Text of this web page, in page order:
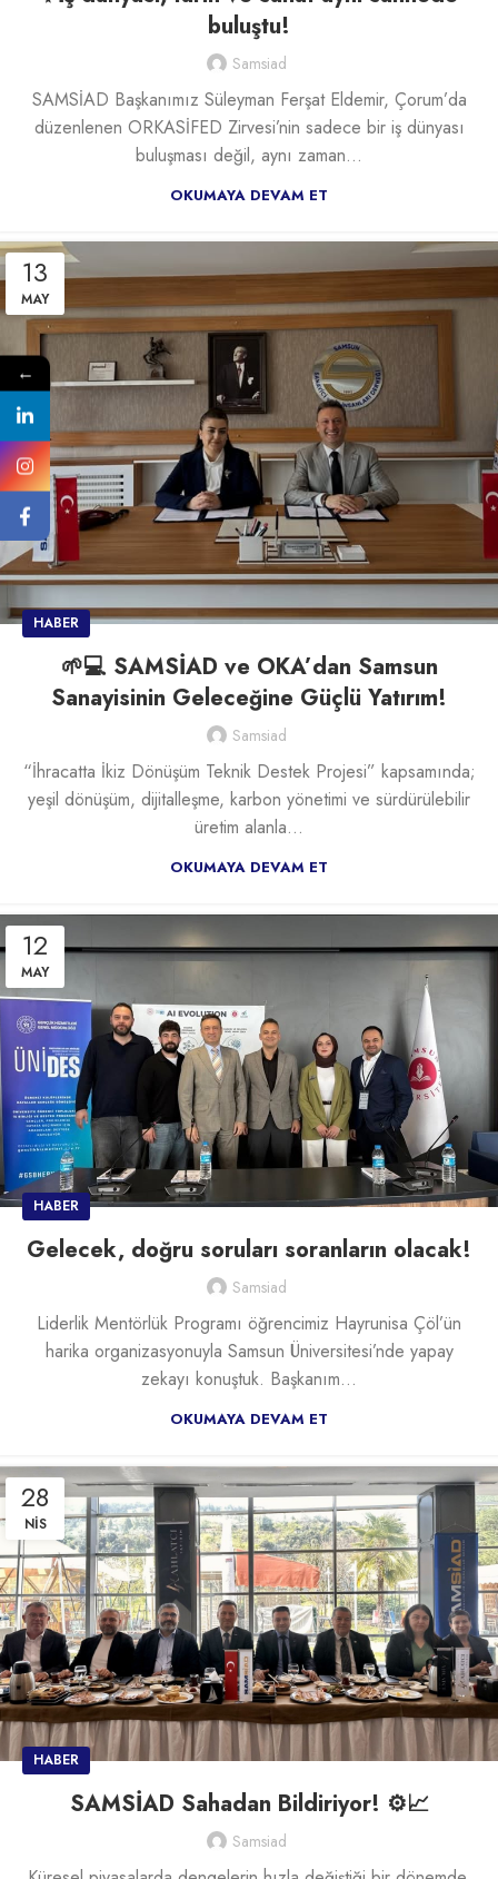
buluştu!
Samsiad
SAMSİAD Başkanımız Süleyman Ferşat Eldemir, Çorum’da
düzenlenen ORKASİFED Zirvesi’nin sadece bir iş dünyası
buluşması değil, aynı zaman...
OKUMAYA DEVAM ET
13
MAY
HABER
🌱💻 SAMSİAD ve OKA’dan Samsun
Sanayisinin Geleceğine Güçlü Yatırım!
Samsiad
“İhracatta İkiz Dönüşüm Teknik Destek Projesi” kapsamında;
yeşil dönüşüm, dijitalleşme, karbon yönetimi ve sürdürülebilir
üretim alanla...
OKUMAYA DEVAM ET
12
MAY
HABER
Gelecek, doğru soruları soranların olacak!
Samsiad
Liderlik Mentörlük Programı öğrencimiz Hayrunisa Çöl’ün
harika organizasyonuyla Samsun Üniversitesi’nde yapay
zekayı konuştuk. Başkanım...
OKUMAYA DEVAM ET
28
NIS
HABER
SAMSİAD Sahadan Bildiriyor! ⚙️📈
Samsiad
←